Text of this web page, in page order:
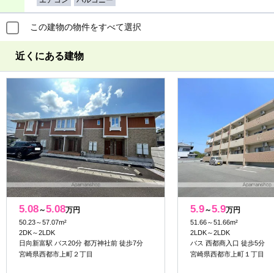
この建物の物件をすべて選択
近くにある建物
5.08～5.08万円
50.23～57.07m²
2DK～2LDK
日向新富駅 バス20分 都万神社前 徒歩7分
宮崎県西都市上町２丁目
5.9～5.9万円
51.66～51.66m²
2LDK～2LDK
バス 西都商入口 徒歩5分
宮崎県西都市上町１丁目